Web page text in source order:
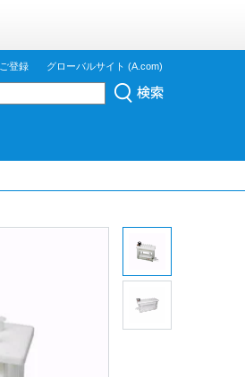
ご登録 グローバルサイト (A.com)